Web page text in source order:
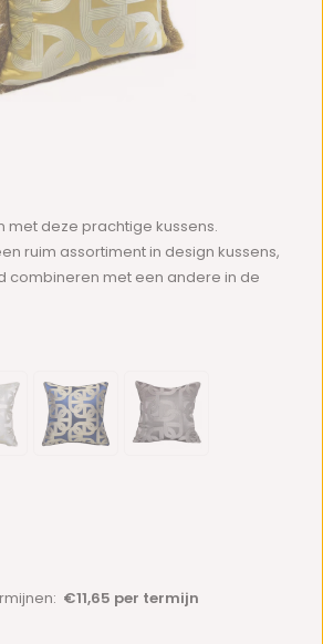
met deze prachtige kussens.
ruim assortiment in design kussens,
combineren met een andere in de
€11,65 per termijn